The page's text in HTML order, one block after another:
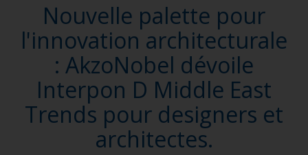
Nouvelle palette pour
l'innovation architecturale
: AkzoNobel dévoile
Interpon D Middle East
Trends pour designers et
architectes.